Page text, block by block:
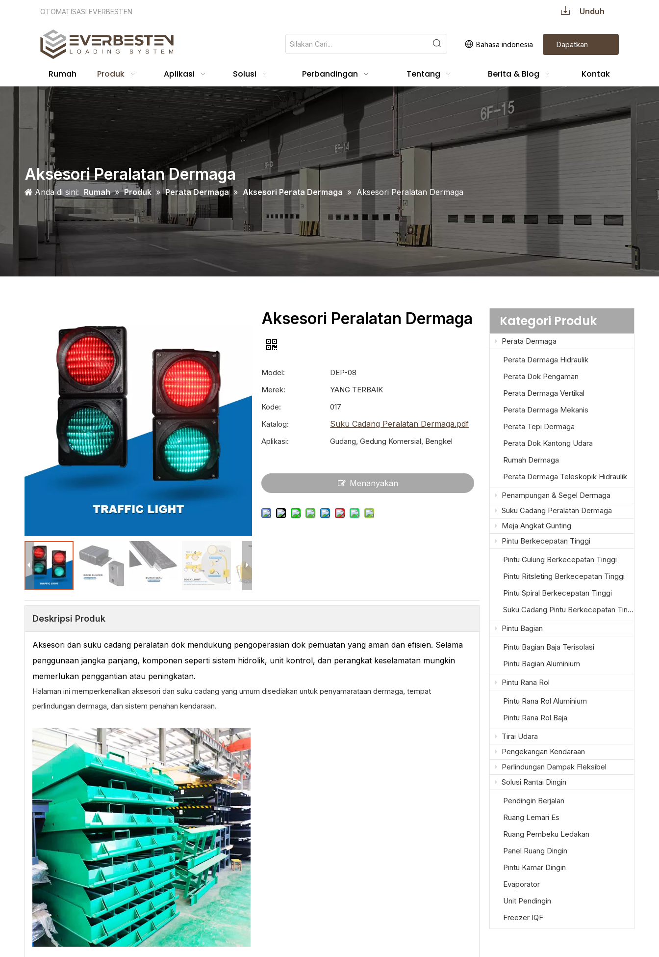
OTOMATISASI EVERBESTEN Unduh
Bahasa indonesia Dapatkan
Rumah Produk Aplikasi Solusi Perbandingan Tentang Berita & Blog Kontak
Aksesori Peralatan Dermaga
Anda di sini: Rumah » Produk » Perata Dermaga » Aksesori Perata Dermaga » Aksesori Peralatan Dermaga
Aksesori Peralatan Dermaga
Model:
DEP-08
Merek:
YANG TERBAIK
Kode:
017
Katalog:
Suku Cadang Peralatan Dermaga.pdf
Aplikasi: Gudang, Gedung Komersial, Bengkel
Menanyakan
Deskripsi Produk
Aksesori dan suku cadang peralatan dok mendukung pengoperasian dok pemuatan yang aman dan efisien. Selama
penggunaan jangka panjang, komponen seperti sistem hidrolik, unit kontrol, dan perangkat keselamatan mungkin
memerlukan penggantian atau peningkatan.
Halaman ini memperkenalkan aksesori dan suku cadang yang umum disediakan untuk penyamarataan dermaga, tempat
perlindungan dermaga, dan sistem penahan kendaraan.
Kategori Produk
Perata Dermaga
Perata Dermaga Hidraulik
Perata Dok Pengaman
Perata Dermaga Vertikal
Perata Dermaga Mekanis
Perata Tepi Dermaga
Perata Dok Kantong Udara
Rumah Dermaga
Perata Dermaga Teleskopik Hidraulik
Penampungan & Segel Dermaga
Suku Cadang Peralatan Dermaga
Meja Angkat Gunting
Pintu Berkecepatan Tinggi
Pintu Gulung Berkecepatan Tinggi
Pintu Ritsleting Berkecepatan Tinggi
Pintu Spiral Berkecepatan Tinggi
Suku Cadang Pintu Berkecepatan Tinggi
Pintu Bagian
Pintu Bagian Baja Terisolasi
Pintu Bagian Aluminium
Pintu Rana Rol
Pintu Rana Rol Aluminium
Pintu Rana Rol Baja
Tirai Udara
Pengekangan Kendaraan
Perlindungan Dampak Fleksibel
Solusi Rantai Dingin
Pendingin Berjalan
Ruang Lemari Es
Ruang Pembeku Ledakan
Panel Ruang Dingin
Pintu Kamar Dingin
Evaporator
Unit Pendingin
Freezer IQF